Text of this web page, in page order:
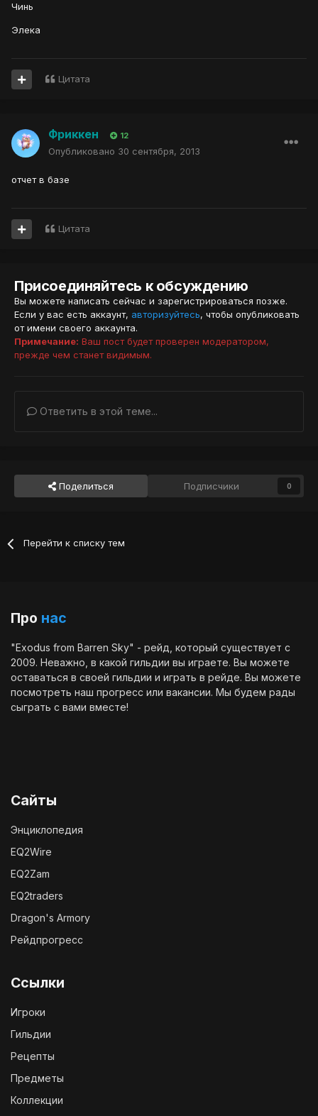
Чинь
Элека
Цитата
Фриккен 12
Опубликовано 30 сентября, 2013
отчет в базе
Цитата
Присоединяйтесь к обсуждению
Вы можете написать сейчас и зарегистрироваться позже.
Если у вас есть аккаунт, авторизуйтесь, чтобы опубликовать
от имени своего аккаунта.
Примечание: Ваш пост будет проверен модератором,
прежде чем станет видимым.
Ответить в этой теме...
Поделиться Подписчики 0
Перейти к списку тем
Про нас
"Exodus from Barren Sky" - рейд, который существует с
2009. Неважно, в какой гильдии вы играете. Вы можете
оставаться в своей гильдии и играть в рейде. Вы можете
посмотреть наш прогресс или вакансии. Мы будем рады
сыграть с вами вместе!
Сайты
Энциклопедия
EQ2Wire
EQ2Zam
EQ2traders
Dragon's Armory
Рейдпрогресс
Ссылки
Игроки
Гильдии
Рецепты
Предметы
Коллекции